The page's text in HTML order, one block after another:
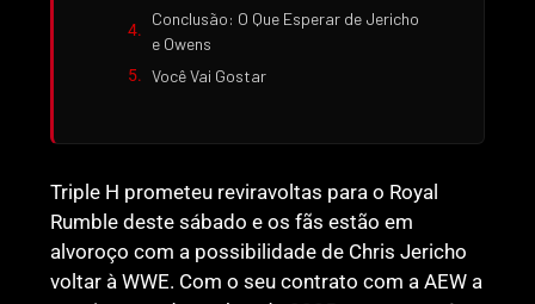
Conclusão: O Que Esperar de Jericho
e Owens
Você Vai Gostar
Triple H prometeu reviravoltas para o Royal
Rumble deste sábado e os fãs estão em
alvoroço com a possibilidade de Chris Jericho
voltar à WWE. Com o seu contrato com a AEW a